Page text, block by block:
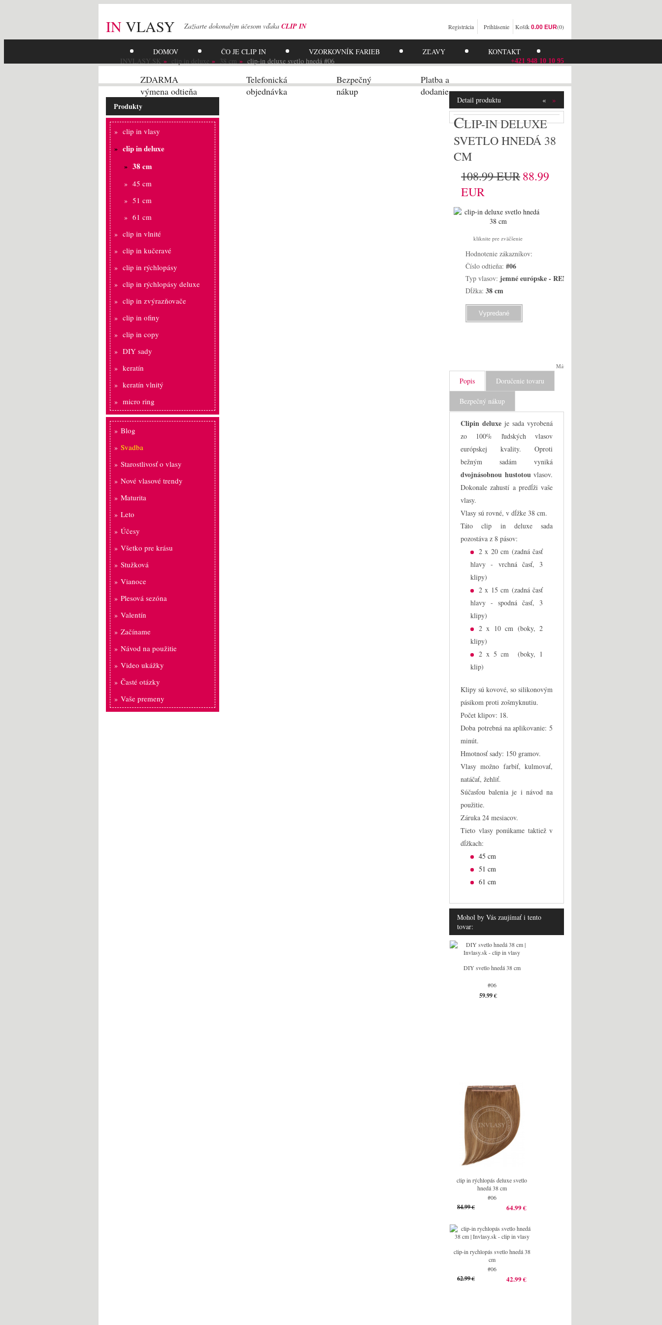
DOMOV ČO JE CLIP IN VZORKOVNÍK FARIEB ZĽAVY KONTAKT
IN VLASY Zažiarte dokonalým účesom vďaka CLIP IN Registrácia Prihlásenie Košík 0.00 EUR(0)
INVLASY.SK clip in deluxe 38 cm clip-in deluxe svetlo hnedá #06 +421 948 10 10 95
ZDARMA
výmena odtieňa
Telefonická
objednávka
Bezpečný
nákup
Platba a
dodanie
Produkty
clip in vlasy
clip in deluxe
38 cm
45 cm
51 cm
61 cm
clip in vlnité
clip in kučeravé
clip in rýchlopásy
clip in rýchlopásy deluxe
clip in zvýrazňovače
clip in ofiny
clip in copy
DIY sady
keratín
keratín vlnitý
micro ring
Blog
Svadba
Starostlivosť o vlasy
Nové vlasové trendy
Maturita
Leto
Účesy
Všetko pre krásu
Stužková
Vianoce
Plesová sezóna
Valentín
Začíname
Návod na použitie
Video ukážky
Časté otázky
Vaše premeny
Detail produktu « »
CLIP-IN DELUXE
SVETLO HNEDÁ 38
CM
108.99 EUR88.99
EUR
kliknite pre zväčšenie
Hodnotenie zákazníkov:
Číslo odtieňa: #06
Typ vlasov: jemné európske - REMY
Dĺžka: 38 cm
Vypredané
Máte otázku?
Popis Doručenie tovaru
Bezpečný nákup
Clipin deluxe je sada vyrobená
zo 100% ľudských vlasov
európskej kvality. Oproti
bežným sadám vyniká
dvojnásobnou hustotouvlasov.
Dokonale zahustí a predĺži vaše
vlasy.
Vlasy sú rovné, v dĺžke 38 cm.
Táto clip in deluxe sada
pozostáva z 8 pásov:
2 x 20 cm (zadná časť
hlavy - vrchná časť, 3
klipy)
2 x 15 cm (zadná časť
hlavy - spodná časť, 3
klipy)
2 x 10 cm (boky, 2
klipy)
2 x 5 cm (boky, 1
klip)
Klipy sú kovové, so silikonovým
pásikom proti zošmyknutiu.
Počet klipov: 18.
Doba potrebná na aplikovanie: 5
minút.
Hmotnosť sady: 150 gramov.
Vlasy možno farbiť, kulmovať,
natáčať, žehliť.
Súčasťou balenia je i návod na
použitie.
Záruka 24 mesiacov.
Tieto vlasy ponúkame taktiež v
dĺžkach:
45 cm
51 cm
61 cm
Mohol by Vás zaujímať i tento
tovar:
DIY svetlo hnedá 38 cm
#06
59.99 €
clip in rýchlopás deluxe svetlo
hnedá 38 cm
#06
84.99 € 64.99 €
clip-in rychlopás svetlo hnedá 38
cm
#06
62.99 € 42.99 €